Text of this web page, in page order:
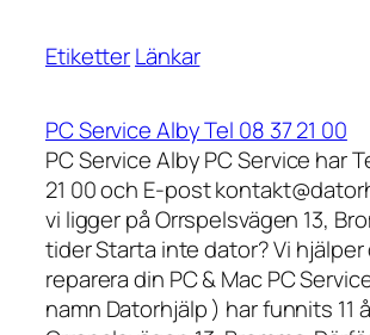
EtiketterLänkar
PC Service Alby Tel 08 37 21 00
PC Service Alby PC Service har
21 00 och E-post
vi ligger på Orrspelsvägen 13,
tider Starta inte dator? Vi hjälper
reparera din PC & Mac PC
namn Datorhjälp ) har funnits 11